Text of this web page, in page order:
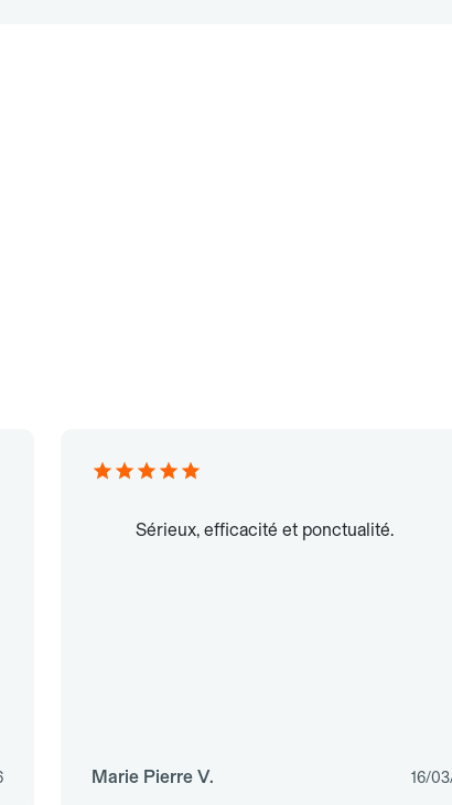
Sérieux, efficacité et ponctualité.
Marie Pierre V. 16/